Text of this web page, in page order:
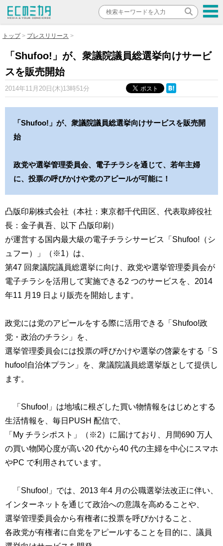
トップ プレスリリース
「Shufoo!」が、衆議院議員総選挙向けサービ
スを販売開始
2014年11月20日(木)13時51分
「Shufoo!」が、衆議院議員総選挙向けサービスを販売開
始
政党や選挙管理委員会、電子チラシを通じて、若年主婦
に、投票の呼びかけや党のアピールが可能に！
凸版印刷株式会社（本社：東京都千代田区、代表取締役社
長：金子眞吾、以下 凸版印刷）
が運営する国内最大級の電子チラシサービス「Shufoo!（シ
ュフー）」（※1）は、
第47 回衆議院議員総選挙に向け、政党や選挙管理委員会が
電子チラシを活用して実施できる2 つのサービスを、2014
年11 月19 日より販売を開始します。
政党には党のアピールをする際に活用できる「Shufoo!政
党・政治のチラシ」を、
選挙管理委員会には投票の呼びかけや選挙の啓蒙をする「S
hufoo!自治体プラン」を、衆議院議員総選挙版として提供し
ます。
「Shufoo!」は地域に根ざした買い物情報をはじめとする
生活情報を、毎日PUSH 配信で、
「My チラシポスト」（※2）に届けており、月間690 万人
の買い物関心度が高い20 代から40 代の主婦を中心にスマホ
やPC で利用されています。
「Shufoo!」では、2013 年4 月の公職選挙法改正に伴い、
インターネットを通じて政治への意識を高めることや、
選挙管理委員会から有権者に投票を呼びかけること、
各政党が有権者に自党をアピールすることを目的に、議員